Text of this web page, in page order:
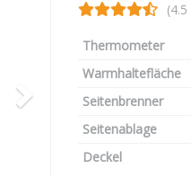
Thermometer
Warmhaltefläche
Seitenbrenner
Seitenablage
Deckel